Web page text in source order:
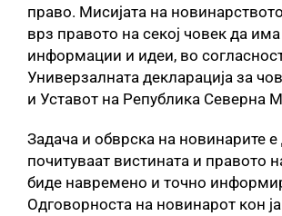
право. Мисијата на
врз правото на секој човек да
информации и идеи, во
Универзалната декларација за
и Уставот на Република Северна
Задача и обврска на новинарите е
почитуваат вистината и правото
биде навремено и точно
Одговорноста на новинарот кон